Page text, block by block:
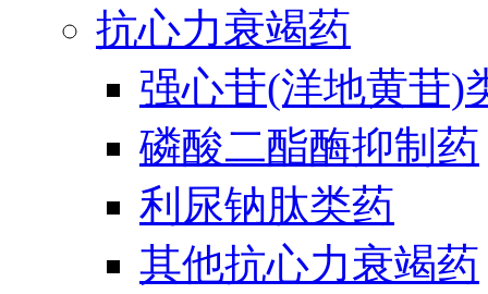
抗心力衰竭药
强心苷(洋地黄苷)
磷酸二酯酶抑制药
利尿钠肽类药
其他抗心力衰竭药